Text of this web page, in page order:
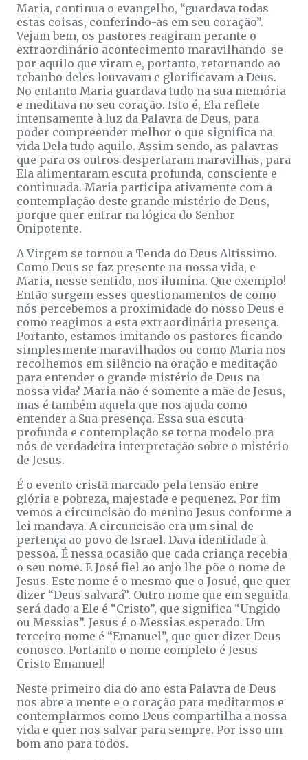
Maria, continua o evangelho, “guardava todas
estas coisas, conferindo-as em seu coração”.
Vejam bem, os pastores reagiram perante o
extraordinário acontecimento maravilhando-se
por aquilo que viram e, portanto, retornando ao
rebanho deles louvavam e glorificavam a Deus.
No entanto Maria guardava tudo na sua memória
e meditava no seu coração. Isto é, Ela reflete
intensamente à luz da Palavra de Deus, para
poder compreender melhor o que significa na
vida Dela tudo aquilo. Assim sendo, as palavras
que para os outros despertaram maravilhas, para
Ela alimentaram escuta profunda, consciente e
continuada. Maria participa ativamente com a
contemplação deste grande mistério de Deus,
porque quer entrar na lógica do Senhor
Onipotente.
A Virgem se tornou a Tenda do Deus Altíssimo.
Como Deus se faz presente na nossa vida, e
Maria, nesse sentido, nos ilumina. Que exemplo!
Então surgem esses questionamentos de como
nós percebemos a proximidade do nosso Deus e
como reagimos a esta extraordinária presença.
Portanto, estamos imitando os pastores ficando
simplesmente maravilhados ou como Maria nos
recolhemos em silêncio na oração e meditação
para entender o grande mistério de Deus na
nossa vida? Maria não é somente a mãe de Jesus,
mas é também aquela que nos ajuda como
entender a Sua presença. Essa sua escuta
profunda e contemplação se torna modelo pra
nós de verdadeira interpretação sobre o mistério
de Jesus.
É o evento cristã marcado pela tensão entre
glória e pobreza, majestade e pequenez. Por fim
vemos a circuncisão do menino Jesus conforme a
lei mandava. A circuncisão era um sinal de
pertença ao povo de Israel. Dava identidade à
pessoa. É nessa ocasião que cada criança recebia
o seu nome. E José fiel ao anjo lhe põe o nome de
Jesus. Este nome é o mesmo que o Josué, que quer
dizer “Deus salvará”. Outro nome que em seguida
será dado a Ele é “Cristo”, que significa “Ungido
ou Messias”. Jesus é o Messias esperado. Um
terceiro nome é “Emanuel”, que quer dizer Deus
conosco. Portanto o nome completo é Jesus
Cristo Emanuel!
Neste primeiro dia do ano esta Palavra de Deus
nos abre a mente e o coração para meditarmos e
contemplarmos como Deus compartilha a nossa
vida e quer nos salvar para sempre. Por isso um
bom ano para todos.